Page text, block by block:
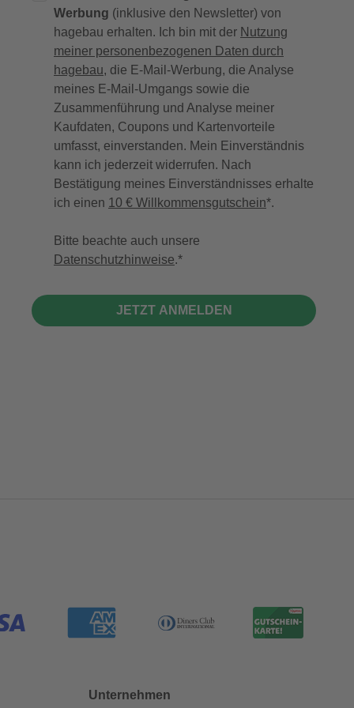
Werbung (inklusive den Newsletter) von
hagebau erhalten. Ich bin mit der Nutzung
meiner personenbezogenen Daten durch
hagebau, die E-Mail-Werbung, die Analyse
meines E-Mail-Umgangs sowie die
Zusammenführung und Analyse meiner
Kaufdaten, Coupons und Kartenvorteile
umfasst, einverstanden. Mein Einverständnis
kann ich jederzeit widerrufen. Nach
Bestätigung meines Einverständnisses erhalte
ich einen 10 € Willkommensgutschein*.
Bitte beachte auch unsere
Datenschutzhinweise.
JETZT ANMELDEN
Unternehmen